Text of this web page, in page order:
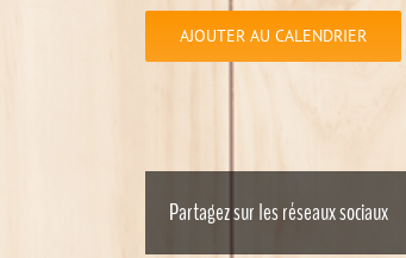
AJOUTER AU CALENDRIER
Partagez sur les réseaux sociaux